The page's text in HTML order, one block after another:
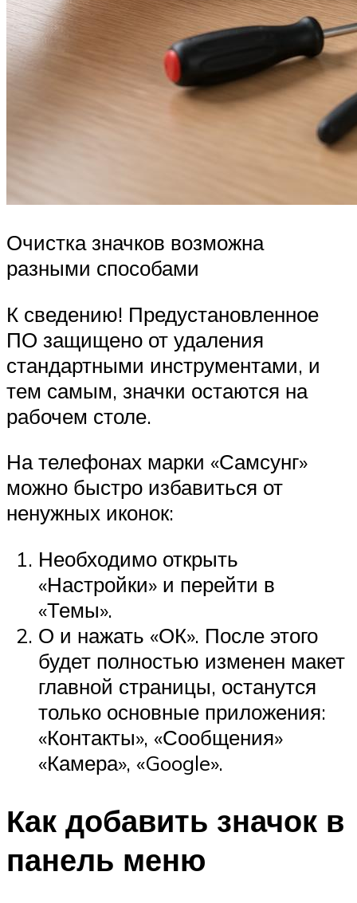
Очистка значков возможна
разными способами
К сведению! Предустановленное
ПО защищено от удаления
стандартными инструментами, и
тем самым, значки остаются на
рабочем столе.
На телефонах марки «Самсунг»
можно быстро избавиться от
ненужных иконок:
Необходимо открыть
«Настройки» и перейти в
«Темы».
О и нажать «ОК». После этого
будет полностью изменен макет
главной страницы, останутся
только основные приложения:
«Контакты», «Сообщения»
«Камера», «Google».
Как добавить значок в
панель меню